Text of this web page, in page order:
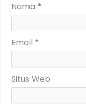
Nama *
Email *
Situs Web